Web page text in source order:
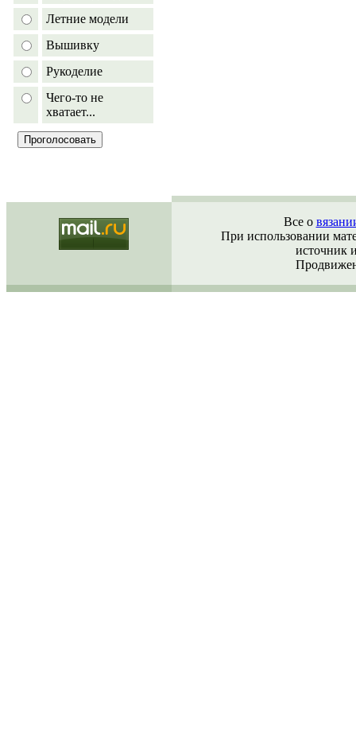
Летние модели
Вышивку
Рукоделие
Чего-то не
хватает...
Все о
При использовании
источник